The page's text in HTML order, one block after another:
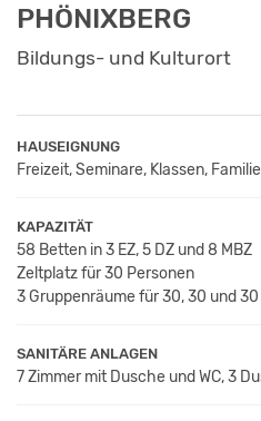
PHÖNIXBERG
Bildungs- und Kulturort
HAUSEIGNUNG
Freizeit, Seminare, Klassen,
KAPAZITÄT
58 Betten in 3 EZ, 5 DZ und 8 MBZ
Zeltplatz für 30 Personen
3 Gruppenräume für 30, 30 und
SANITÄRE ANLAGEN
7 Zimmer mit Dusche und WC, 3